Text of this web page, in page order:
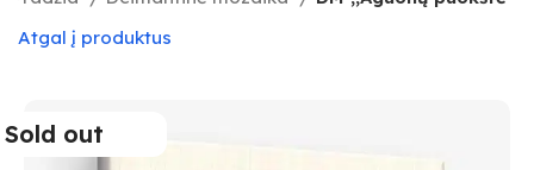
Atgal į produktus
Sold out